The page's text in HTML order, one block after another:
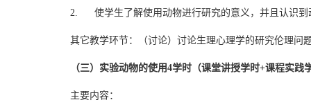
2. 使学生了解使用动物进行研究的意义，并且认识到
其它教学环节：（讨论）讨论生理心理学的研究伦理问
（三）实验动物的使用4学时（课堂讲授学时+课程实践
主要内容：